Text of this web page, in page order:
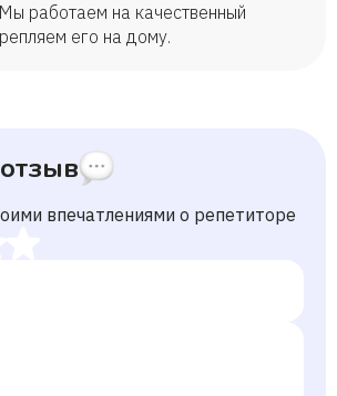
работаем на качественный
его на дому.
впечатлениями о репетиторе